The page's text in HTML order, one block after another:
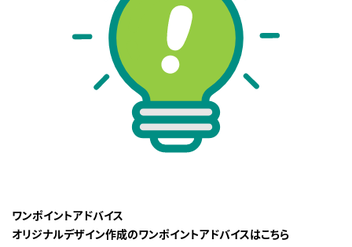
ワンポイントアドバイス
オリジナルデザイン作成のワンポイントアドバイスはこちら